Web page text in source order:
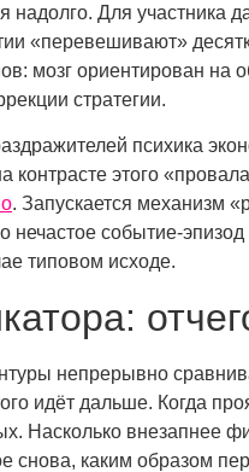
надолго. Для
«перевешивают»
мозг ориентирован на
стратегии.
психика
контрасте этого
. Запускается механизм
нечастое событие-
типовом исходе.
непрерывно
идёт дальше. Когда
Насколько внезапнее
снова, каким образом